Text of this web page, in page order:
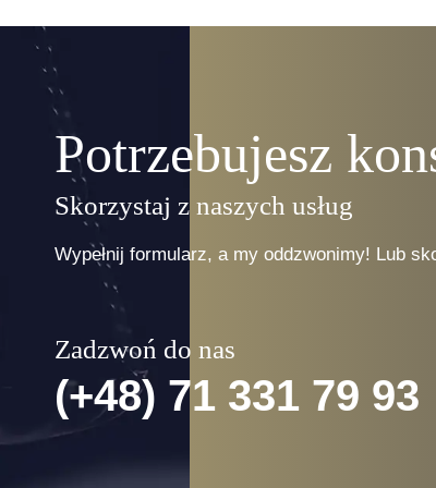
czytaj więcej..
Potrzebujesz
Skorzystaj z naszych usług
Wypełnij formularz, a my oddzwonimy! Lub
Zadzwoń do nas
(+48) 71 331 79 93